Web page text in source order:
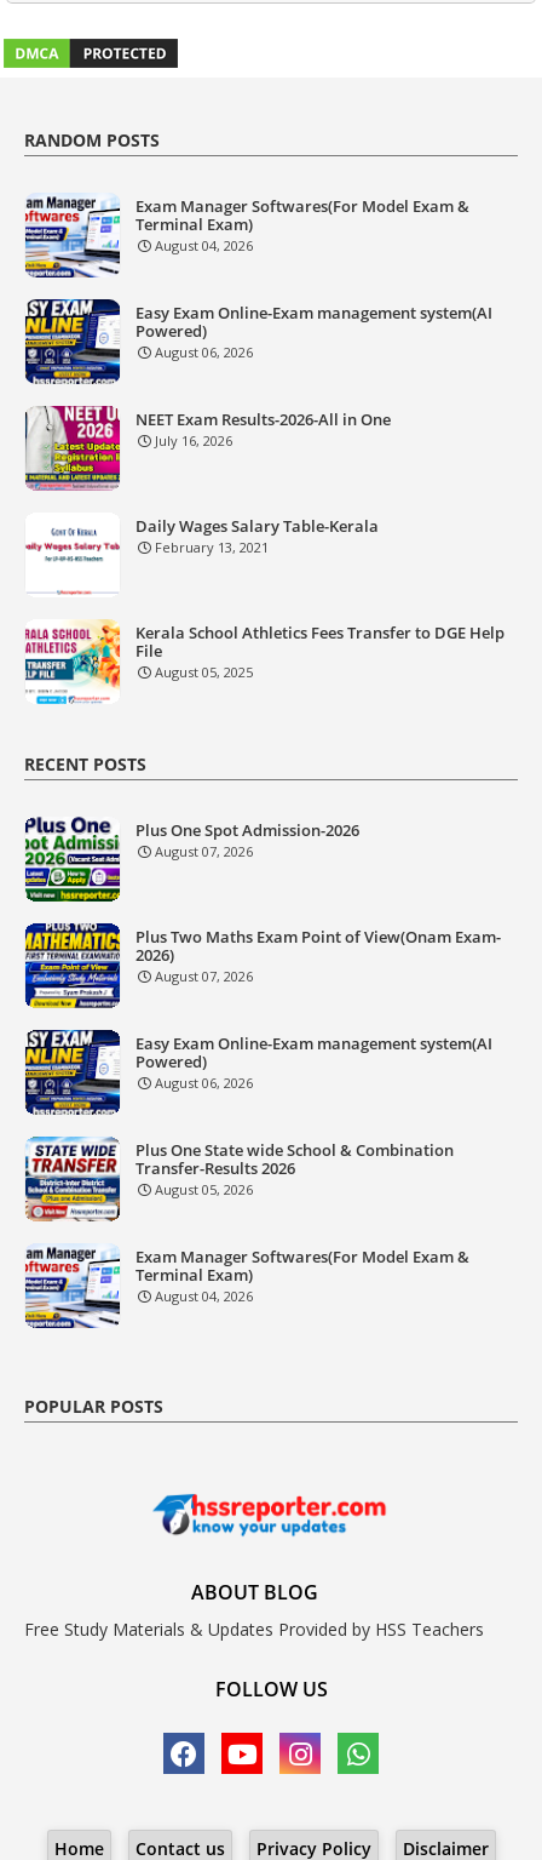
RANDOM POSTS
Exam Manager Softwares(For Model Exam &
Terminal Exam)
August 04, 2026
Easy Exam Online-Exam management system(AI
Powered)
August 06, 2026
NEET Exam Results-2026-All in One
July 16, 2026
Daily Wages Salary Table-Kerala
February 13, 2021
Kerala School Athletics Fees Transfer to DGE Help
File
August 05, 2025
RECENT POSTS
Plus One Spot Admission-2026
August 07, 2026
Plus Two Maths Exam Point of View(Onam Exam-
2026)
August 07, 2026
Easy Exam Online-Exam management system(AI
Powered)
August 06, 2026
Plus One State wide School & Combination
Transfer-Results 2026
August 05, 2026
Exam Manager Softwares(For Model Exam &
Terminal Exam)
August 04, 2026
POPULAR POSTS
ABOUT BLOG
Free Study Materials & Updates Provided by HSS Teachers
FOLLOW US
Home Contact us Privacy Policy Disclaimer